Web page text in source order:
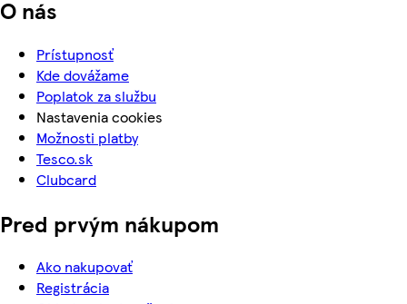
O nás
Prístupnosť
Kde dovážame
Poplatok za službu
Nastavenia cookies
Možnosti platby
Tesco.sk
Clubcard
Pred prvým nákupom
Ako nakupovať
Registrácia